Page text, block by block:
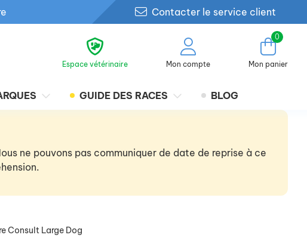
Contacter le service client
Espace vétérinaire Mon compte
0
Mon panier
GUIDE DES RACES BLOG
ne pouvons pas communiquer de date de reprise à ce
Consult Large Dog